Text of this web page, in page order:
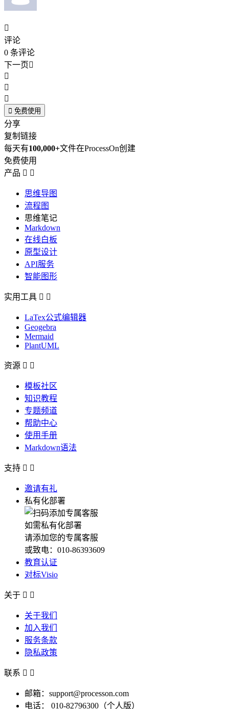

评论
0 条评论
下一页



 免费使用
分享
复制链接
每天有100,000+文件在ProcessOn创建
免费使用
产品  
思维导图
流程图
思维笔记
Markdown
在线白板
原型设计
API服务
智能图形
实用工具  
LaTex公式编辑器
Geogebra
Mermaid
PlantUML
资源  
模板社区
知识教程
专题频道
帮助中心
使用手册
Markdown语法
支持  
邀请有礼
私有化部署
如需私有化部署
请添加您的专属客服
或致电：010-86393609
教育认证
对标Visio
关于  
关于我们
加入我们
服务条款
隐私政策
联系  
邮箱：support@processon.com
电话：
010-82796300（个人版）